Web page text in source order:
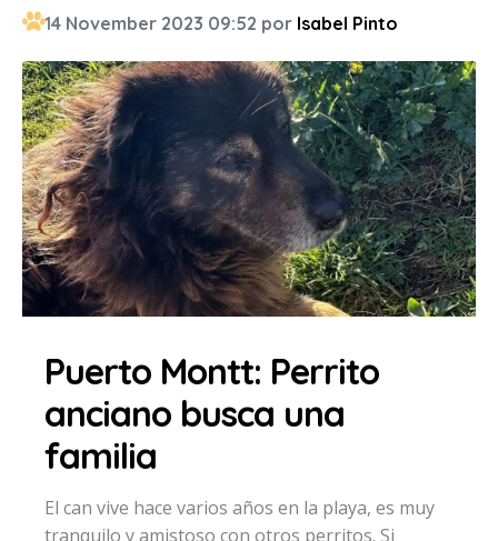
14 November 2023 09:52 por Isabel Pinto
Puerto Montt: Perrito
anciano busca una
familia
El can vive hace varios años en la playa, es muy
tranquilo y amistoso con otros perritos. Si